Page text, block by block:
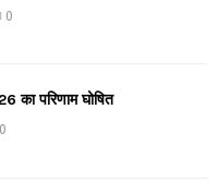
0
का परिणाम घोषित
0